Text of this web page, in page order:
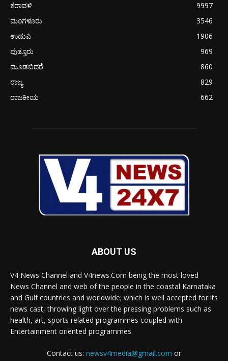
ಕರಾವಳಿ
9997
ಮಂಗಳೂರು
3546
ಉಡುಪಿ
1906
ಪುತ್ತೂರು
969
ಮೂಡಬಿದರೆ
860
ರಾಜ್ಯ
829
ರಾಜಕೀಯ
662
ABOUT US
V4 News Channel and V4news.Com being the most loved
News Channel and web of the people in the coastal Karnataka
and Gulf countries and worldwide; which is well accepted for its
news cast, throwing light over the pressing problems such as
health, art, sports related programmes coupled with
Entertainment oriented programmes.
Contact us: newsv4media@gmail.com or